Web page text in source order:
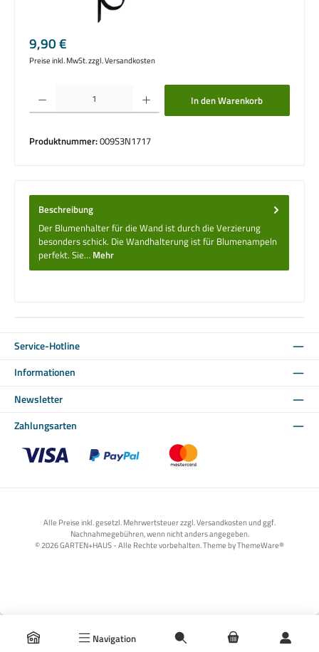
Navigation
Regulärer Preis:
9,90 €
Preise inkl. MwSt. zzgl. Versandkosten
Produkt Anzahl: Gib den gewünschten Wert ein oder benutze die Schaltflächen um
In den Warenkorb
Produktnummer:009S3N1717
Beschreibung
Der Blumenhalter für die Wand ist durch die Verzierung
besonders schick. Die Wandhalterung ist für Blumenampeln
perfekt. Sie… Mehr
Service-Hotline
Informationen
Newsletter
Zahlungsarten
Alle Preise inkl. gesetzl. Mehrwertsteuer zzgl. Versandkosten und ggf.
Nachnahmegebühren, wenn nicht anders angegeben.
© 2026 GARTEN+HAUS - Alle Rechte vorbehalten. Theme byThemeWare®